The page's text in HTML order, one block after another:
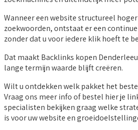
Wanneer een website structureel
zoekwoorden, ontstaat er een
zonder dat u voor iedere klik hoeft te
Dat maakt Backlinks kopen
lange termijn waarde blijft creëren.
Wilt u ontdekken welk pakket het
Vraag ons meer info of bestel hier je
specialisten bekijken graag welke
is voor uw website en